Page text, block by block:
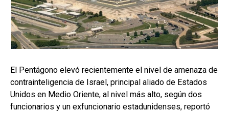
El Pentágono elevó recientemente el nivel de amenaza de
contrainteligencia de Israel, principal aliado de Estados
Unidos en Medio Oriente, al nivel más alto, según dos
funcionarios y un exfuncionario estadunidenses, reportó